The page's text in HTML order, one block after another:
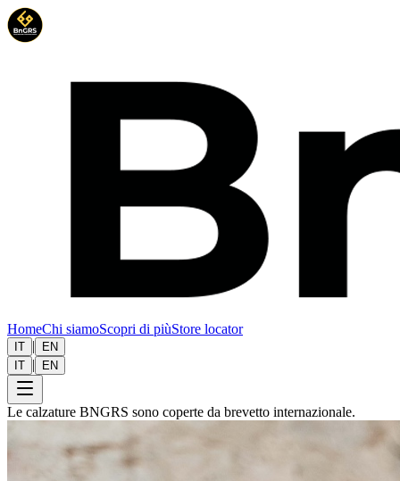
HomeChi siamoScopri di piùStore locator
IT |
EN
IT | EN
Le calzature BNGRS sono coperte da brevetto internazionale.